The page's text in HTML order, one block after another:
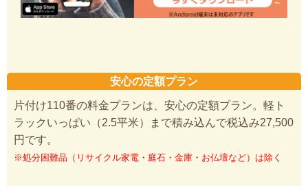
安心の定額プラン
片付け110番の料金プランは、安心の定額プラン。軽ト
ラックいっぱい（2.5平米）まで積み込んで税込み27,500
円です。
※処分困難品（リサイクル家電・庭石・金庫・お仏壇など）は除く